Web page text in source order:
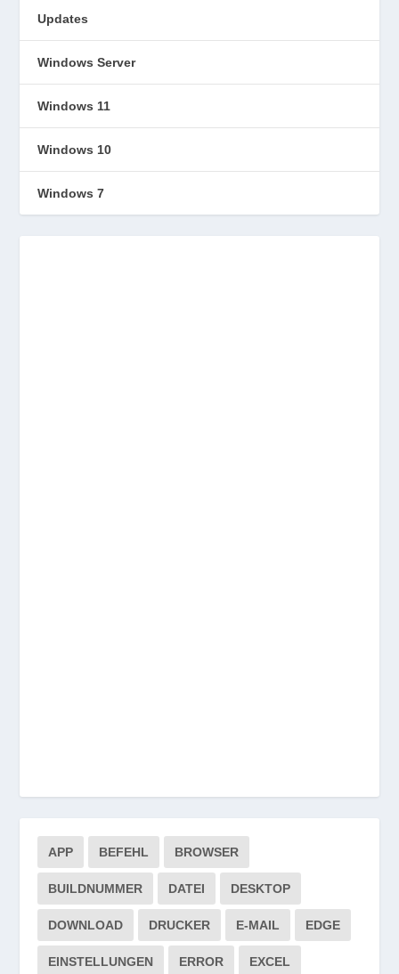
Updates
Windows Server
Windows 11
Windows 10
Windows 7
APP BEFEHL BROWSER
BUILDNUMMER DATEI DESKTOP
DOWNLOAD DRUCKER E-MAIL EDGE
EINSTELLUNGEN ERROR EXCEL